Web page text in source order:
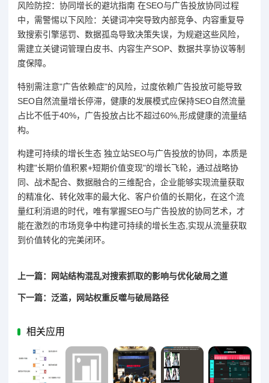
风险防控：协同增长的避坑指南 在SEO与广告投放协同过程
中，需警惕以下风险：关键词冲突导致内部竞争、内容重复导
致搜索引擎惩罚、数据孤岛导致决策失误，为规避这些风险，
需建立关键词管理白皮书、内容生产SOP、数据共享协议等制
度保障。
特别需注意"广告依赖症"的风险，过度依赖广告投放可能导致
SEO自然流量增长停滞，健康的发展模式应保持SEO自然流量
占比不低于40%，广告投放占比不超过60%,形成健康的流量结
构。
构建可持续的增长生态 独立站SEO与广告投放的协同，本质是
构建"长期价值积累+短期价值变现"的增长飞轮，通过战略协
同、战术配合、数据融合的三维配合，企业能够实现流量获取
的精准化、转化效率的最大化、客户价值的长期化，在这个流
量红利消退的时代，唯有掌握SEO与广告投放的协同艺术，才
能在激烈的市场竞争中构建可持续的增长生态,实现从流量获取
到价值转化的完美闭环。
上一篇：网站结构混乱对搜索抓取的影响与优化破局之道
下一篇：泛滥，网站权重反噬与破局路径
相关应用